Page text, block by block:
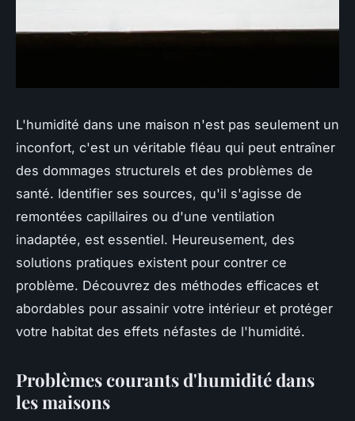
L'humidité dans une maison n'est pas seulement un
inconfort, c'est un véritable fléau qui peut entraîner
des dommages structurels et des problèmes de
santé. Identifier ses sources, qu'il s'agisse de
remontées capillaires ou d'une ventilation
inadaptée, est essentiel. Heureusement, des
solutions pratiques existent pour contrer ce
problème. Découvrez des méthodes efficaces et
abordables pour assainir votre intérieur et protéger
votre habitat des effets néfastes de l'humidité.
Problèmes courants d'humidité dans
les maisons